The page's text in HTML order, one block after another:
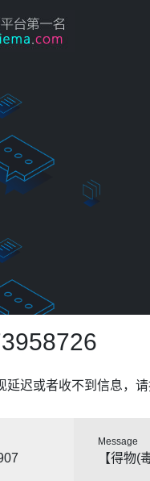
迟或者收不到信息，
Message
【得物(